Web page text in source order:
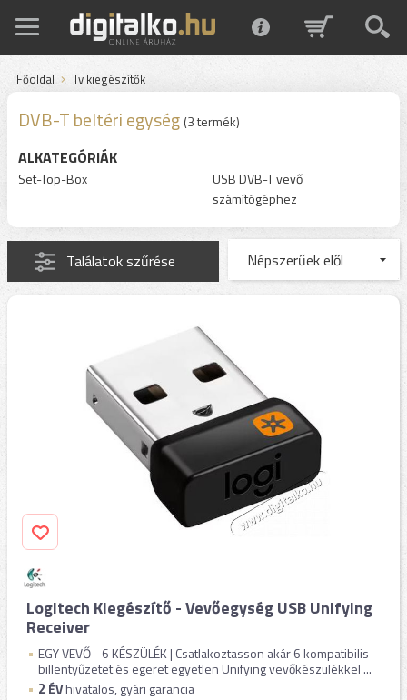
Főoldal Tv kiegészítők
DVB-T beltéri egység (3 termék)
ALKATEGÓRIÁK
Set-Top-Box
USB DVB-T vevő
számítógéphez
Találatok szűrése
Logitech Kiegészítő - Vevőegység USB Unifying
Receiver
EGY VEVŐ - 6 KÉSZÜLÉK | Csatlakoztasson akár 6 kompatibilis
billentyűzetet és egeret egyetlen Unifying vevőkészülékkel ...
2 ÉVhivatalos, gyári garancia